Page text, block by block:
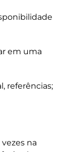
em uma
referências;
na